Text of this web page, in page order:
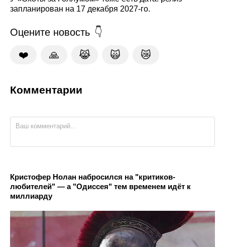
запланирован на 17 декабря 2027-го.
Оцените новость
❤️ 🙏 😹 🙀 😿
Комментарии
Кристофер Нолан набросился на "критиков-
любителей" — а "Одиссея" тем временем идёт к
миллиарду